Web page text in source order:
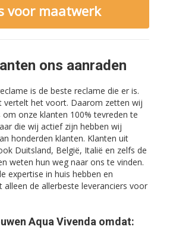
voor maatwerk
ons aanraden
is de beste reclame die er is.
vertelt het voort. Daarom zetten wij
onze klanten 100% tevreden te
die wij actief zijn hebben wij
honderden klanten. Klanten uit
Duitsland, België, Italië en zelfs de
weten hun weg naar ons te vinden.
expertise in huis hebben en
alleen de allerbeste leveranciers voor
Aqua Vivenda omdat: